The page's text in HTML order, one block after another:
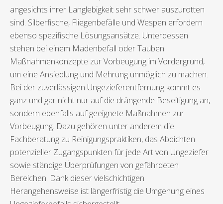
angesichts ihrer Langlebigkeit sehr schwer auszurotten
sind. Silberfische, Fliegenbefälle und Wespen erfordern
ebenso spezifische Lösungsansätze. Unterdessen
stehen bei einem Madenbefall oder Tauben
Maßnahmenkonzepte zur Vorbeugung im Vordergrund,
um eine Ansiedlung und Mehrung unmöglich zu machen.
Bei der zuverlässigen Ungezieferentfernung kommt es
ganz und gar nicht nur auf die drängende Beseitigung an,
sondern ebenfalls auf geeignete Maßnahmen zur
Vorbeugung. Dazu gehören unter anderem die
Fachberatung zu Reinigungspraktiken, das Abdichten
potenzieller Zugangspunkten für jede Art von Ungeziefer
sowie ständige Überprüfungen von gefährdeten
Bereichen. Dank dieser vielschichtigen
Herangehensweise ist längerfristig die Umgehung eines